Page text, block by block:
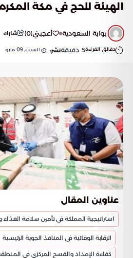
الهيئة للحج في مكة
بوابة السعودية أعجبني(
0
) شارك
دقائق القراءة5 دقيقةنشر: السبت, 09 مايو
عناوين المقال
استراتيجية المملكة في تأمين سلامة الغذاء
الرقابة الوقائية في المنافذ الجوية الرئيسية
كفاءة الإمداد والفسح المركزي في